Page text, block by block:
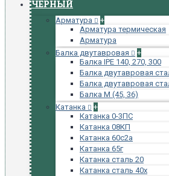
ЧЕРНЫЙ
Арматура
+
Арматура термическая
Арматура
Балка двутавровая
+
Балка IPE 140, 270, 300
Балка двутавровая
Балка двутавровая
Балка М (45, 36)
Катанка
+
Катанка 0-3ПС
Катанка 08КП
Катанка 60с2а
Катанка 65г
Катанка сталь 20
Катанка сталь 40х